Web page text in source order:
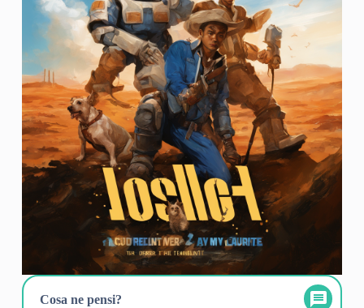
Cosa ne pensi?